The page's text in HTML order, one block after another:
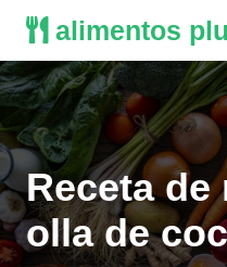
alimentos
Receta de
olla de